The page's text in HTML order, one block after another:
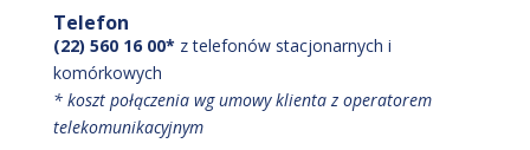
Telefon
(22) 560 16 00* z telefonów stacjonarnych i
komórkowych
* koszt połączenia wg umowy klienta z operatorem
telekomunikacyjnym